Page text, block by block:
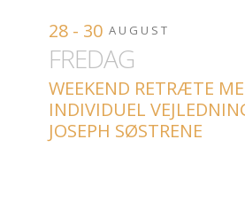
28 - 30 AUGUST
FREDAG
WEEKEND RETRÆTE
INDIVIDUEL
JOSEPH SØSTRENE